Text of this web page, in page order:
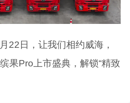
22日，让我们相约威海，
果Pro上市盛典，解锁“精致